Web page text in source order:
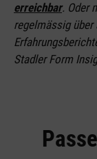
erreichbar. Oder
regelmässig
Stadler Form